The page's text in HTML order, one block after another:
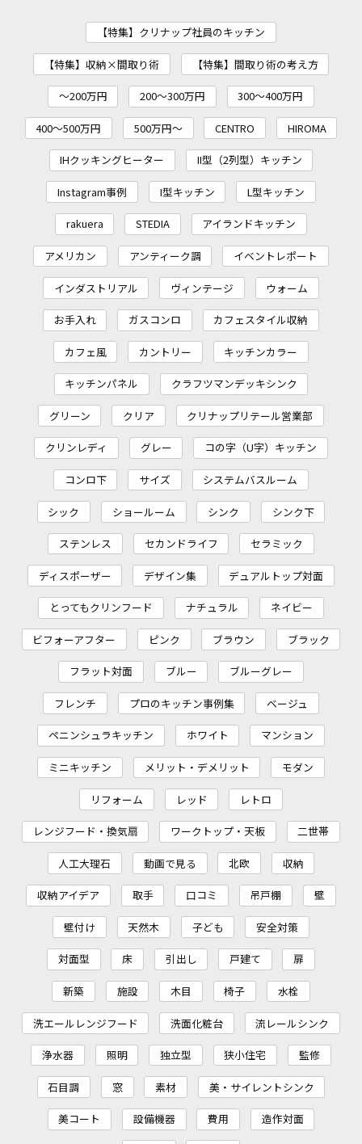
【特集】クリナップ社員のキッチン
【特集】収納×間取り術 【特集】間取り術の考え方
～200万円 200〜300万円 300～400万円
400～500万円 500万円～ CENTRO HIROMA
IHクッキングヒーター II型（2列型）キッチン
Instagram事例 I型キッチン L型キッチン
rakuera STEDIA アイランドキッチン
アメリカン アンティーク調 イベントレポート
インダストリアル ヴィンテージ ウォーム
お手入れ ガスコンロ カフェスタイル収納
カフェ風 カントリー キッチンカラー
キッチンパネル クラフツマンデッキシンク
グリーン クリア クリナップリテール営業部
クリンレディ グレー コの字（U字）キッチン
コンロ下 サイズ システムバスルーム
シック ショールーム シンク シンク下
ステンレス セカンドライフ セラミック
ディスポーザー デザイン集 デュアルトップ対面
とってもクリンフード ナチュラル ネイビー
ビフォーアフター ピンク ブラウン ブラック
フラット対面 ブルー ブルーグレー
フレンチ プロのキッチン事例集 ベージュ
ペニンシュラキッチン ホワイト マンション
ミニキッチン メリット・デメリット モダン
リフォーム レッド レトロ
レンジフード・換気扇 ワークトップ・天板 二世帯
人工大理石 動画で見る 北欧 収納
収納アイデア 取手 口コミ 吊戸棚 壁
壁付け 天然木 子ども 安全対策
対面型 床 引出し 戸建て 扉
新築 施設 木目 椅子 水栓
洗エールレンジフード 洗面化粧台 流レールシンク
浄水器 照明 独立型 狭小住宅 監修
石目調 窓 素材 美・サイレントシンク
美コート 設備機器 費用 造作対面